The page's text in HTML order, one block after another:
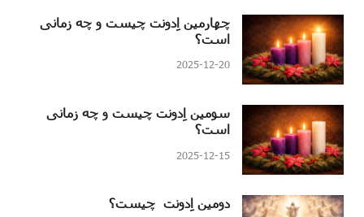
چهارمین اِدونت چیست و چه زمانی
است؟
2025-12-20
سومین اِدونت چیست و چه زمانی
است؟
2025-12-15
دومین اِدونت چیست؟